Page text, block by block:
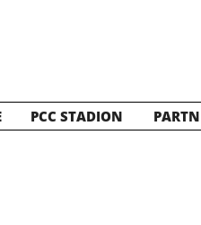
PCC STADION